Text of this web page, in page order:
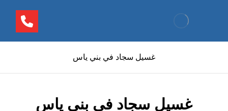
غسيل سجاد في بني ياس
غسيل سجاد في بني ياس